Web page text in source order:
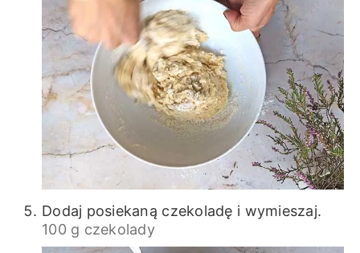
Dodaj posiekaną czekoladę i wymieszaj.
100 g czekolady